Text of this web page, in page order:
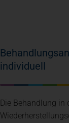
individuell
Die Behandlung in